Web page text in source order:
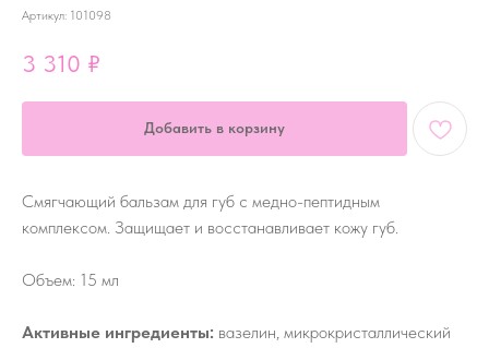
Артикул: 101098
3 310 ₽
Добавить в корзину
Смягчающий бальзам для губ с медно-пептидным
комплексом. Защищает и восстанавливает кожу губ.
Объем: 15 мл
Активные ингредиенты: вазелин, микрокристаллический